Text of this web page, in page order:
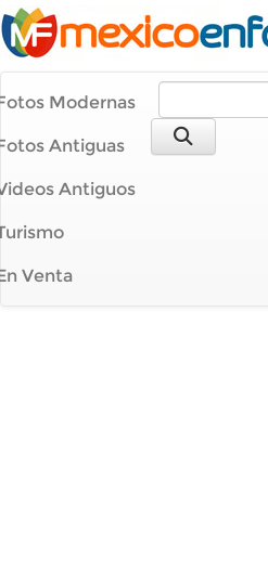
Modernas
Antiguas
Antiguos
Venta